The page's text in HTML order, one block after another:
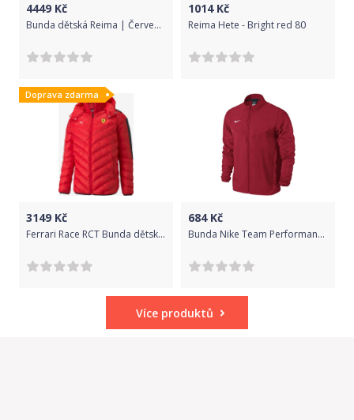
4449 Kč
Bunda dětská Reima | Červená | Chlapecké | 140
1014Kč
Reima Hete - Bright red 80
Doprava zdarma
3149 Kč
Ferrari Race RCT Bunda dětská Puma | Červená | Chlapecké | L
684Kč
Bunda Nike Team Performance Shield Jacket 645904-657 Velikost XS
Více produktů